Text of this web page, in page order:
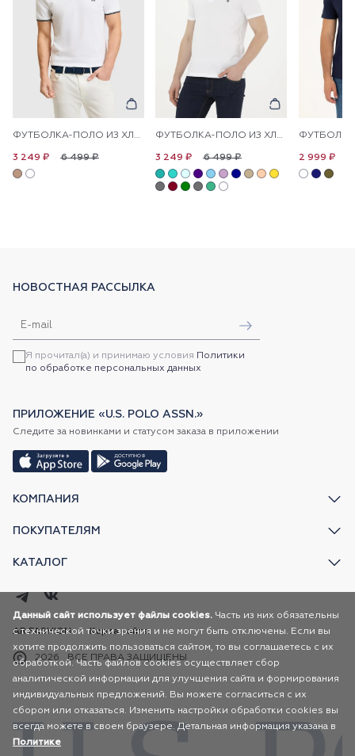
ФУТБОЛКА-ПОЛО ИЗ ХЛОПКА С КОНТРАСТНОЙ ОКАНТОВКОЙ
6 499 ₽
3 249 ₽
ФУТБОЛКА-ПОЛО ИЗ ХЛОПКА
6 499 ₽
3 249 ₽ 2 999 ₽
КОМПАНИЯ
ПОКУПАТЕЛЯМ
КАТАЛОГ
НОВОСТНАЯ РАССЫЛКА
Я прочитал(а) и принимаю условия Политики
по обработке персональных данных
ПРИЛОЖЕНИЕ «U.S. POLO ASSN.»
Следите за новинками и статусом заказа в приложении
2026 ВСЕ ПРАВА ЗАЩИЩЕНЫ
AR FASHION Карта сайта
Данный сайт использует файлы cookies. Часть из них обязательны
с технической точки зрения и не могут быть отключены. Если вы
хотите продолжить пользоваться сайтом, то вы соглашаетесь с их
обработкой. Часть файлов cookies осуществляет сбор
аналитической информации для улучшения сайта и формирования
индивидуальных предложений. Вы можете согласиться с их
сбором или отказаться. Изменить настройки обработки cookies вы
всегда можете в своем браузере. Детальная информация указана в
Политике